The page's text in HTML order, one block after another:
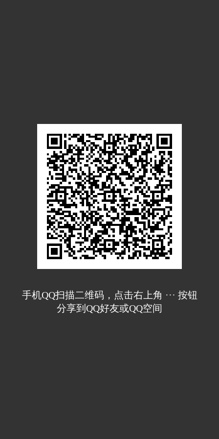
手机QQ扫描二维码，点击右上角 ··· 按钮
分享到QQ好友或QQ空间